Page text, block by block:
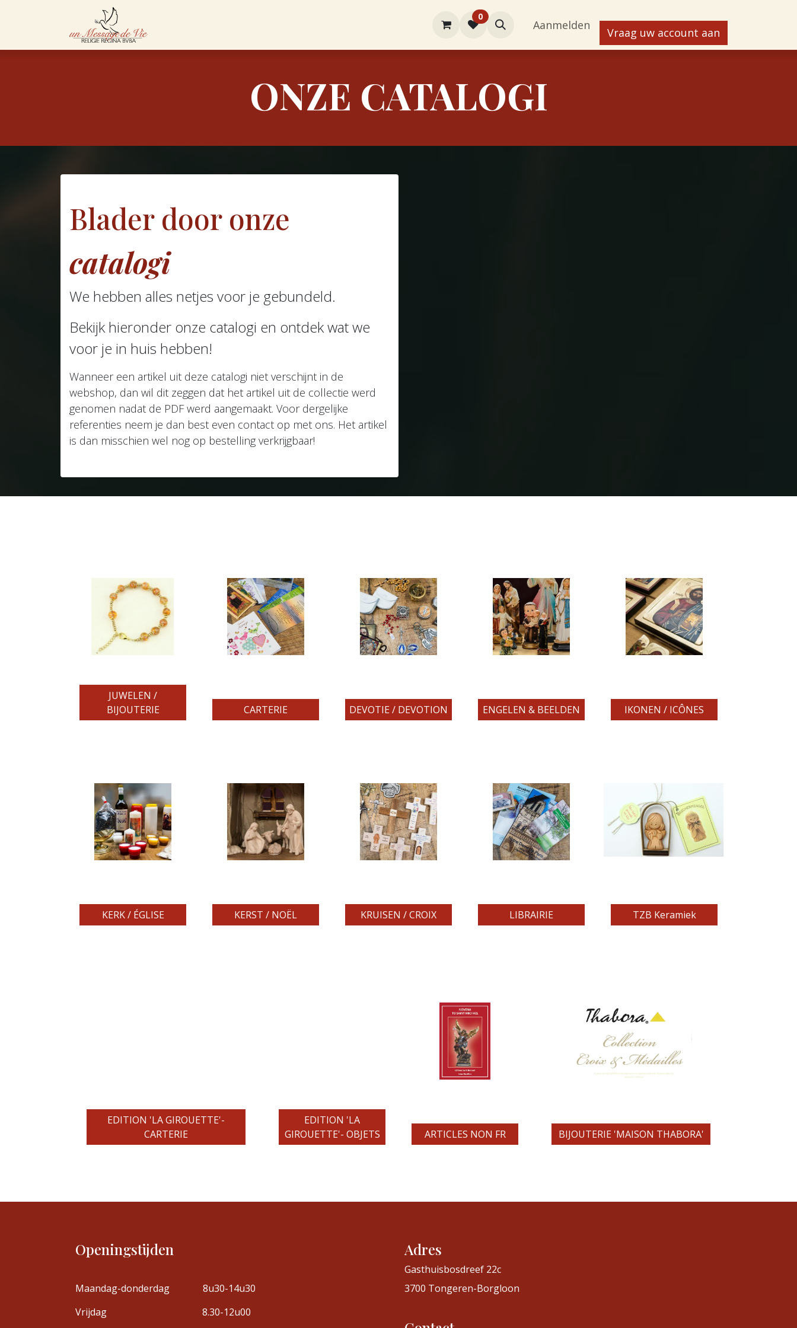
Contact
0
Aanmelden
Vraag uw account aan
ONZE CATALOGI
Blader door onze
catalogi
We hebben alles netjes voor je gebundeld.
Bekijk hieronder onze catalogi en ontdek wat we
voor je in huis hebben!
Wanneer een artikel uit deze catalogi niet verschijnt in de
webshop, dan wil dit zeggen dat het artikel uit de collectie werd
genomen nadat de PDF werd aangemaakt. Voor dergelijke
referenties neem je dan best even contact op met ons. Het artikel
is dan misschien wel nog op bestelling verkrijgbaar!
ENGELEN & BEELDEN
DEVOTIE / DEVOTION
CARTERIE
JUWELEN /
BIJOUTERIE
IKONEN / ICÔNES
TZB Keramiek
LIBRAIRIE
KRUISEN / CROIX
KERST / NOËL
KERK / ÉGLISE
BIJOUTERIE 'MAISON THABORA'
ARTICLES NON FR
EDITION 'LA
GIROUETTE'- OBJETS
EDITION 'LA GIROUETTE'-
CARTERIE
Openingstijden
Maandag-donderdag
8u30-14u30
Vrijdag
8.30-12u00
Adres
Gasthuisbosdreef 22c
3700 Tongeren-Borgloon